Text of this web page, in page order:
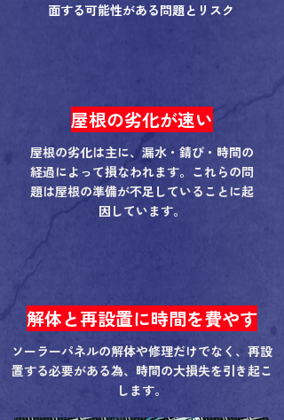
面する可能性がある問題とリスク
屋根の劣化が速い
屋根の劣化は主に、漏水・錆び・時間の
経過によって損なわれます。これらの問
題は屋根の準備が不足していることに起
因しています。
解体と再設置に時間を費やす
ソーラーパネルの解体や修理だけでなく、再設
置する必要がある為、時間の大損失を引き起こ
します。